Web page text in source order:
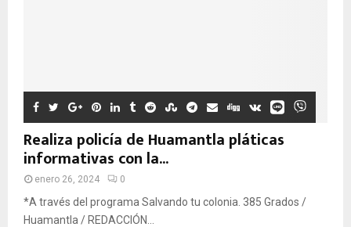
Realiza policía de Huamantla pláticas
informativas con la...
enero 26, 2024 0
*A través del programa Salvando tu colonia. 385 Grados /
Huamantla / REDACCIÓN...